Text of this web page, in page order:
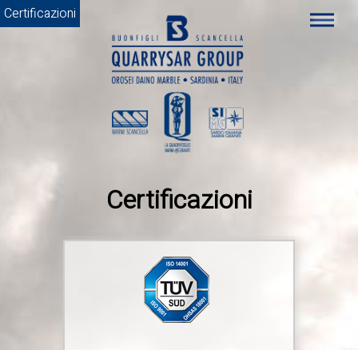
Certificazioni
Certificazioni